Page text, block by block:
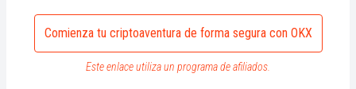
Comienza tu criptoaventura de forma segura con OKX
Este enlace utiliza un programa de afiliados.